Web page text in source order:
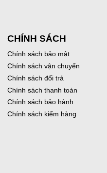
CHÍNH SÁCH
Chính sách bảo mật
Chính sách vận chuyển
Chính sách đổi trả
Chính sách thanh toán
Chính sách bảo hành
Chính sách kiểm hàng